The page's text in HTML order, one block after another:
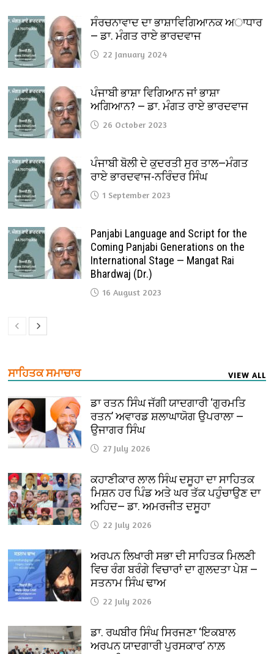
ਸੰਰਚਨਾਵਾਦ ਦਾ ਭਾਸ਼ਾਵਿਗਿਆਨਕ ਅਾਧਾਰ
— ਡਾ. ਮੰਗਤ ਰਾਏ ਭਾਰਦਵਾਜ
22 January 2024
ਪੰਜਾਬੀ ਭਾਸ਼ਾ ਵਿਗਿਆਨ ਜਾਂ ਭਾਸ਼ਾ
ਅਗਿਆਨ? — ਡਾ. ਮੰਗਤ ਰਾਏ ਭਾਰਦਵਾਜ
26 October 2023
ਪੰਜਾਬੀ ਬੋਲੀ ਦੇ ਕੁਦਰਤੀ ਸੁਰ ਤਾਲ—ਮੰਗਤ
ਰਾਏ ਭਾਰਦਵਾਜ-ਨਰਿੰਦਰ ਸਿੰਘ
1 September 2023
Panjabi Language and Script for the
Coming Panjabi Generations on the
International Stage — Mangat Rai
Bhardwaj (Dr.)
16 August 2023
ਸਾਹਿਤਕ ਸਮਾਚਾਰ VIEW ALL
ਡਾ ਰਤਨ ਸਿੰਘ ਜੱਗੀ ਯਾਦਗਾਰੀ ‘ਗੁਰਮਤਿ
ਰਤਨ’ ਅਵਾਰਡ ਸ਼ਲਾਘਾਯੋਗ ਉਪਰਾਲਾ —
ਉਜਾਗਰ ਸਿੰਘ
27 July 2026
ਕਹਾਣੀਕਾਰ ਲਾਲ ਸਿੰਘ ਦਸੂਹਾ ਦਾ ਸਾਹਿਤਕ
ਮਿਸ਼ਨ ਹਰ ਪਿੰਡ ਅਤੇ ਘਰ ਤੱਕ ਪਹੁੰਚਾਉਣ ਦਾ
ਅਹਿਦ— ਡਾ. ਅਮਰਜੀਤ ਦਸੂਹਾ
22 July 2026
ਅਰਪਨ ਲਿਖਾਰੀ ਸਭਾ ਦੀ ਸਾਹਿਤਕ ਮਿਲਣੀ
ਵਿਚ ਰੰਗ ਬਰੰਗੇ ਵਿਚਾਰਾਂ ਦਾ ਗੁਲਦਤਾ ਪੇਸ਼ —
ਸਤਨਾਮ ਸਿੰਘ ਢਾਅ
22 July 2026
ਡਾ. ਰਘਬੀਰ ਸਿੰਘ ਸਿਰਜਣਾ ‘ਇਕਬਾਲ
ਅਰਪਨ ਯਾਦਗਾਰੀ ਪੁਰਸਕਾਰ’ ਨਾਲ਼